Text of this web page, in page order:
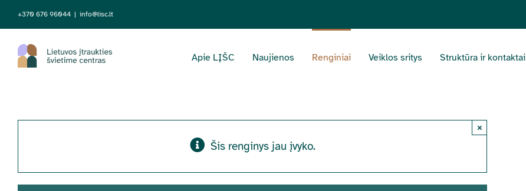
Skip
to
content
+370 676 96044 | info@lisc.lt
Apie LĮŠC Naujienos Renginiai Veiklos sritys Struktūra ir kontaktai
Šis renginys jau įvyko.
×